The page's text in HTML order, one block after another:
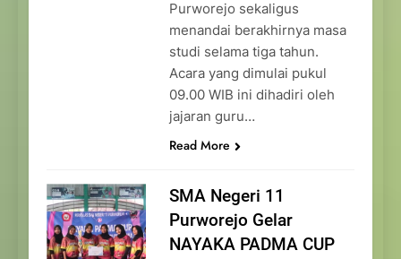
Purworejo sekaligus
menandai berakhirnya masa
studi selama tiga tahun.
Acara yang dimulai pukul
09.00 WIB ini dihadiri oleh
jajaran guru…
Read More
SMA Negeri 11
Purworejo Gelar
NAYAKA PADMA CUP